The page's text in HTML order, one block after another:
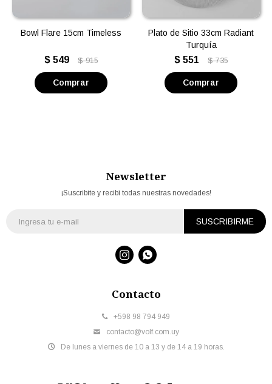
Bowl Flare 15cm Timeless
$ 549 $ 915
Plato de Sitio 33cm Radiant
Turquía
$ 551 $ 735
Contacto
+598 98 794 949
contacto@volf.com.uy
De lunes a viernes de 10 a 13 y de 14 a 19 horas.
Newsletter
¡Suscribite y recibí todas nuestras novedades!
SUSCRIBIRME
 